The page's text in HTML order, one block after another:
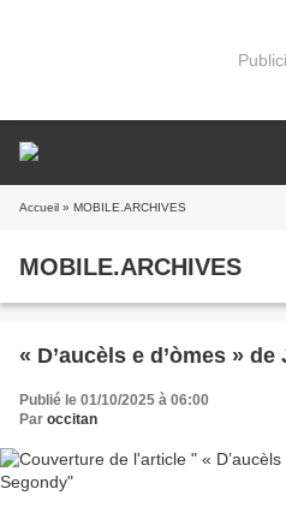
Accueil » MOBILE.ARCHIVES
MOBILE.ARCHIVES
« D’aucèls e d’òmes »
Publié le 01/10/2025 à 06:00
Par occitan